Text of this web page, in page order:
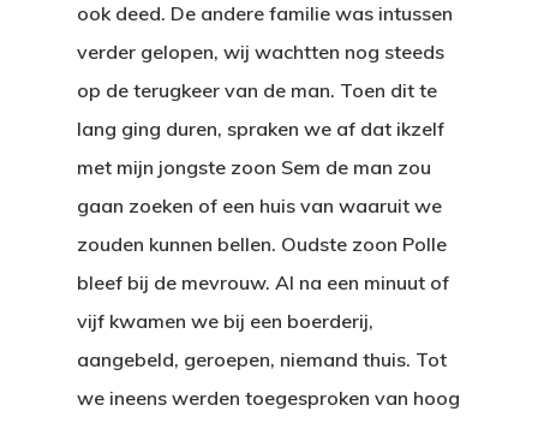
ook deed. De andere familie was intussen
verder gelopen, wij wachtten nog steeds
op de terugkeer van de man. Toen dit te
lang ging duren, spraken we af dat ikzelf
met mijn jongste zoon Sem de man zou
gaan zoeken of een huis van waaruit we
zouden kunnen bellen. Oudste zoon Polle
bleef bij de mevrouw. Al na een minuut of
vijf kwamen we bij een boerderij,
aangebeld, geroepen, niemand thuis. Tot
we ineens werden toegesproken van hoog